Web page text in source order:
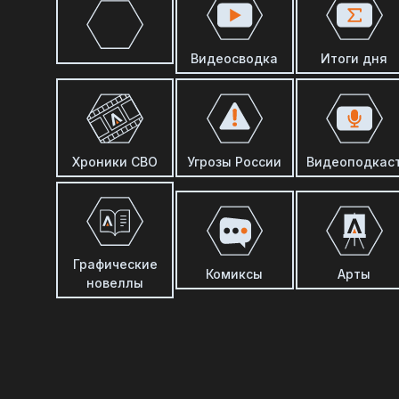
Видеосводка Итоги дня
Хроники СВО Угрозы России
Графические
новеллы
Комиксы Арты